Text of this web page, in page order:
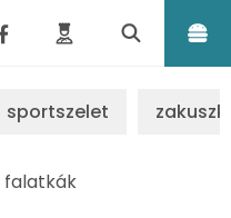
sportszelet
falatkák